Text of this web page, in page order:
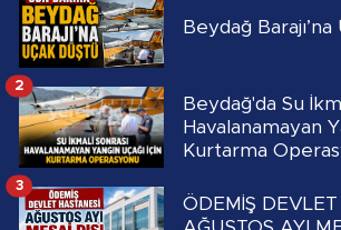
Beydağ
Beydağ'da Su
Havalanamayan
Kurtarma
2
ÖDEMİŞ DEVLET
3